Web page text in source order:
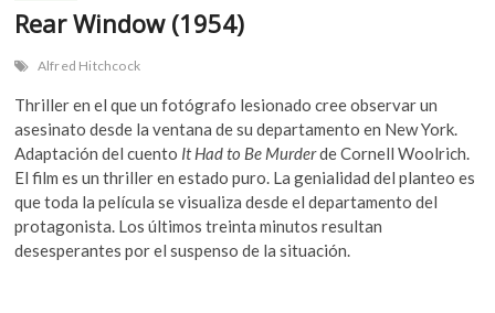
Rear Window (1954)
Alfred Hitchcock
Thriller en el que un fotógrafo lesionado cree observar un
asesinato desde la ventana de su departamento en New York.
Adaptación del cuento It Had to Be Murderde Cornell Woolrich.
El film es un thriller en estado puro. La genialidad del planteo es
que toda la película se visualiza desde el departamento del
protagonista. Los últimos treinta minutos resultan
desesperantes por el suspenso de la situación.